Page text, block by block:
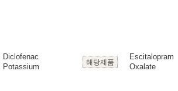
Diclofenac
Potassium
해당제품
Escitalopram
Oxalate